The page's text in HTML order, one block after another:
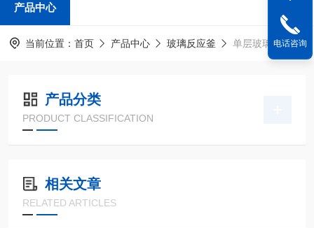
产品中心
当前位置： 首页 产品中心 玻璃反应釜 单层玻璃反应釜
产品分类
PRODUCT CLASSIFICATION
相关文章
RELATED ARTICLES
电话咨询